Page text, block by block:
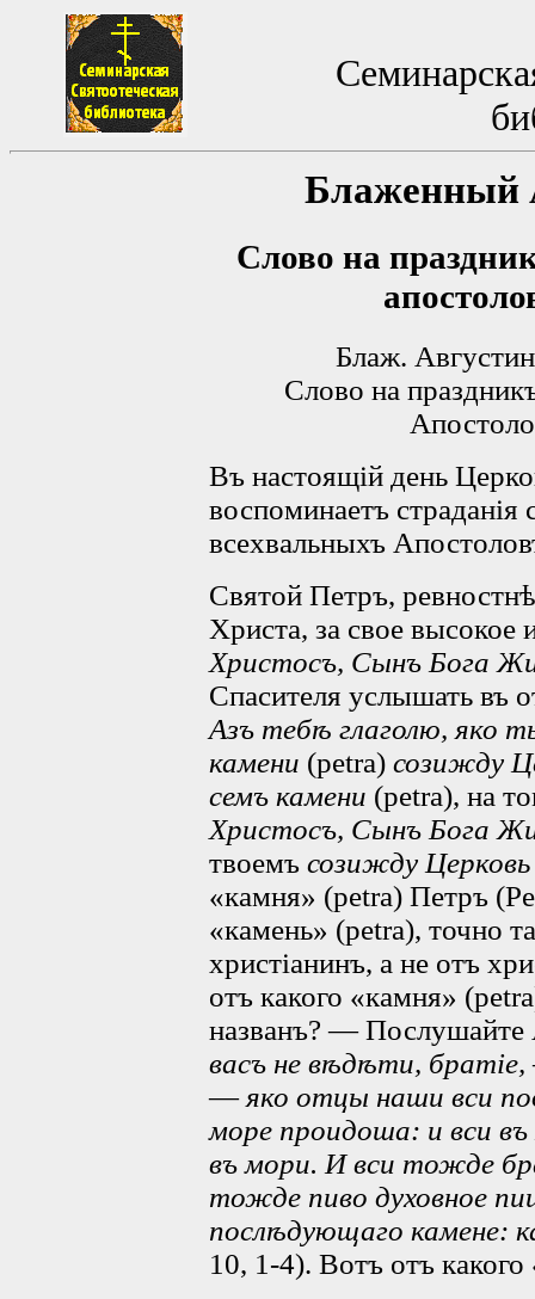
Блажeнный
Слово на
Блаж.
Слово на
Въ настоящій день
воспоминаетъ
всехвальныхъ
Святой Петръ,
Христа, за свое высокое
Христосъ, Сынъ Бога
Спасителя услышать въ
Азъ тебѣ глаголю, яко
камени (petra) созижду
семъ камени (petra), на
Христосъ, Сынъ Бога
твоемъ созижду
«камня» (petra) Петръ
«камень» (petra), точно
христіанинъ, а не отъ
отъ какого «камня»
названъ? —
васъ не вѣдѣти, братіе,
—яко отцы наши вси
море проидоша: и вси
въ мори. И вси тожде
тожде пиво духовное
послѣдующаго камене:
10, 1-4). Вотъ отъ